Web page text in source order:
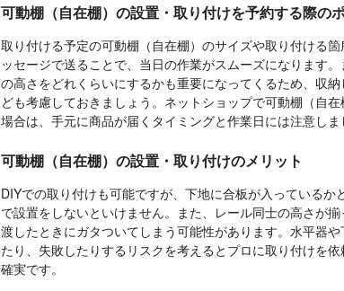
可動棚（自在棚）の設置・取り付けを予約する際の
取り付ける予定の可動棚（自在棚）のサイズや取り付ける
ッセージで送ることで、当日の作業がスムーズになります
の高さをどれくらいにするかも重要になってくるため、収
ども考慮しておきましょう。ネットショップで可動棚（自
場合は、手元に商品が届くタイミングと作業日には注意しま
可動棚（自在棚）の設置・取り付けのメリット
DIYでの取り付けも可能ですが、下地に合板が入っているか
で設置をしないといけません。また、レール同士の高さが
渡したときにガタついてしまう可能性があります。水平器
たり、失敗したりするリスクを考えるとプロに取り付けを
確実です。